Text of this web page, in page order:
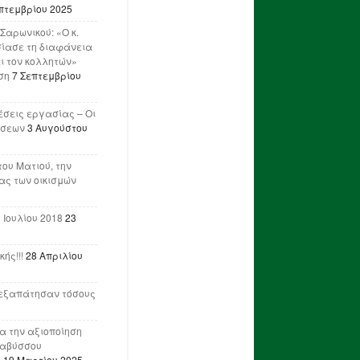
2025
«Ο κ.
τη διαφάνεια
τον κολλητών»
7 Σεπτεμβρίου
εργασίας – Οι
3 Αυγούστου
Ματιού, την
των οικισμών
2018 23
28 Απριλίου
τόσους
την αξιοποίηση